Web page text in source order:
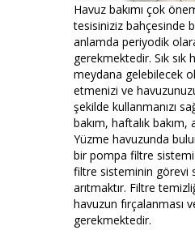
Havuz bakımı çok
tesisiniziz bahçesinde
anlamda periyodik
gerekmektedir. Sık sık
meydana gelebilecek
etmenizi ve
şekilde kullanmanızı
bakım, haftalık bakım,
Yüzme havuzunda
bir pompa filtre
filtre sisteminin görevi
arıtmaktır. Filtre
havuzun fırçalanması
gerekmektedir.